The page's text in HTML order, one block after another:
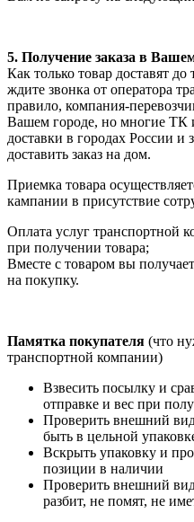
5. Получение заказа в
Как только товар доставят
ждите звонка от оператора
правило, компания-
Вашем городе, но многие ТК
доставки в городах России и
доставить заказ на дом.
Приемка товара
кампании в присутствие
Оплата услуг транспортной
при получении товара;
Вместе с товаром вы
на покупку.
Памятка покупателя (что
транспортной компании)
Взвесить посылку и
отправке и вес при
Проверить внешний
быть в цельной
Вскрыть упаковку и
позиции в наличии
Проверить внешний
разбит, не помят, не